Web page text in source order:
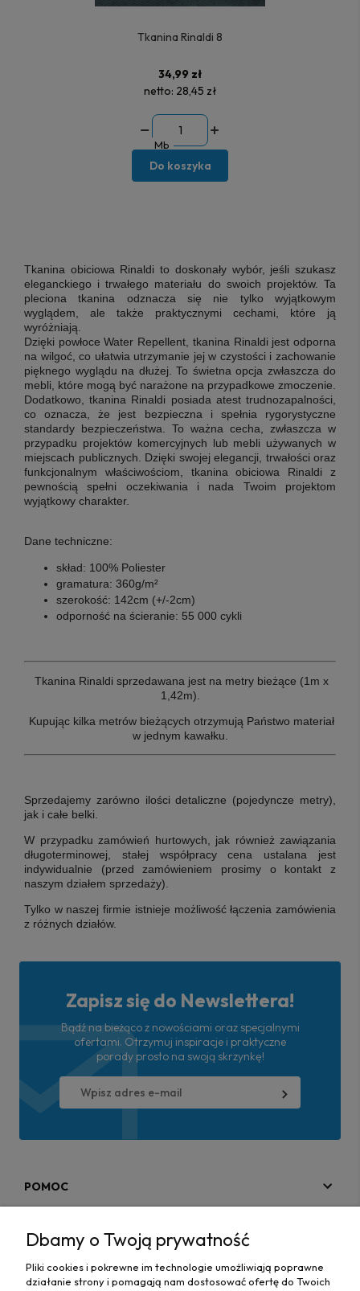
Tkanina Rinaldi 8
34,99 zł
netto: 28,45 zł
Mb
Do koszyka
Tkanina obiciowa Rinaldi to doskonały wybór, jeśli szukasz
eleganckiego i trwałego materiału do swoich projektów. Ta
pleciona tkanina odznacza się nie tylko wyjątkowym
wyglądem, ale także praktycznymi cechami, które ją
wyróżniają.
Dzięki powłoce Water Repellent, tkanina Rinaldi jest odporna
na wilgoć, co ułatwia utrzymanie jej w czystości i zachowanie
pięknego wyglądu na dłużej. To świetna opcja zwłaszcza do
mebli, które mogą być narażone na przypadkowe zmoczenie.
Dodatkowo, tkanina Rinaldi posiada atest trudnozapalności,
co oznacza, że jest bezpieczna i spełnia rygorystyczne
standardy bezpieczeństwa. To ważna cecha, zwłaszcza w
przypadku projektów komercyjnych lub mebli używanych w
miejscach publicznych. Dzięki swojej elegancji, trwałości oraz
funkcjonalnym właściwościom, tkanina obiciowa Rinaldi z
pewnością spełni oczekiwania i nada Twoim projektom
wyjątkowy charakter.
Dane techniczne:
skład: 100% Poliester
gramatura: 360g/m²
szerokość: 142cm (+/-2cm)
odporność na ścieranie: 55 000 cykli
Tkanina Rinaldi sprzedawana jest na metry bieżące (1m x
1,42m).
Kupując kilka metrów bieżących otrzymują Państwo materiał
w jednym kawałku.
Sprzedajemy zarówno ilości detaliczne (pojedyncze metry),
jak i całe belki.
W przypadku zamówień hurtowych, jak również zawiązania
długoterminowej, stałej współpracy cena ustalana jest
indywidualnie (przed zamówieniem prosimy o kontakt z
naszym działem sprzedaży).
Tylko w naszej firmie istnieje możliwość łączenia zamówienia
z różnych działów.
Zapisz się do Newslettera!
Bądź na bieżąco z nowościami oraz specjalnymi
ofertami. Otrzymuj inspiracje i praktyczne
porady prosto na swoją skrzynkę!
POMOC
Dbamy o Twoją prywatność
Pliki cookies i pokrewne im technologie umożliwiają poprawne
działanie strony i pomagają nam dostosować ofertę do Twoich